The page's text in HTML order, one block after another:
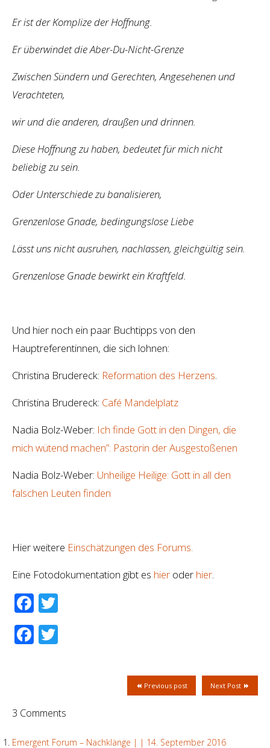
Er ist der Komplize der Hoffnung.
Er überwindet die Aber-Du-Nicht-Grenze
Zwischen Sündern und Gerechten, Angesehenen und
Verachteten,
wir und die anderen, draußen und drinnen.
Diese Hoffnung zu haben, bedeutet für mich nicht
beliebig zu sein.
Oder Unterschiede zu banalisieren,
Grenzenlose Gnade, bedingungslose Liebe
Lässt uns nicht ausruhen, nachlassen, gleichgültig sein.
Grenzenlose Gnade bewirkt ein Kraftfeld.
Und hier noch ein paar Buchtipps von den
Hauptreferentinnen, die sich lohnen:
Christina Brudereck: Reformation des Herzens.
Christina Brudereck: Café Mandelplatz
Nadia Bolz-Weber: Ich finde Gott in den Dingen, die
mich wütend machen”: Pastorin der Ausgestoßenen
Nadia Bolz-Weber: Unheilige Heilige: Gott in all den
falschen Leuten finden
Hier weitere Einschätzungen des Forums.
Eine Fotodokumentation gibt es hier oder hier.
Facebook
Facebook
Next Post
Previous post
3 Comments
Emergent Forum – Nachklänge | | 14. September 2016